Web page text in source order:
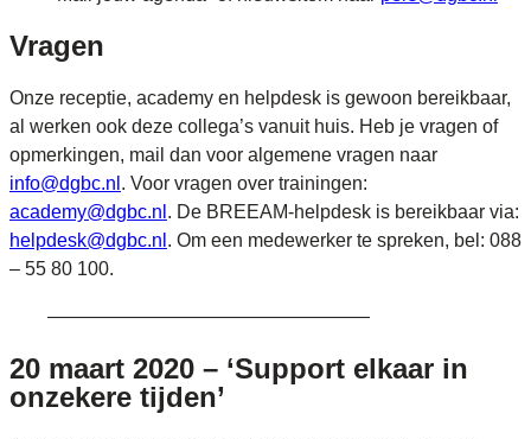
Vragen
Onze receptie, academy en helpdesk is gewoon bereikbaar,
al werken ook deze collega’s vanuit huis. Heb je vragen of
opmerkingen, mail dan voor algemene vragen naar
info@dgbc.nl . Voor vragen over trainingen:
academy@dgbc.nl . De BREEAM-helpdesk is bereikbaar via:
helpdesk@dgbc.nl . Om een medewerker te spreken, bel: 088
– 55 80 100.
—————————————————
20 maart 2020 – ‘Support elkaar in
onzekere tijden’